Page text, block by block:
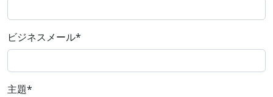
ビジネスメール*
主題*